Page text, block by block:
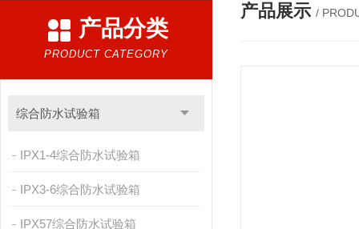
产品分类
PRODUCT CATEGORY
综合防水试验箱
IPX1-4综合防水试验箱
IPX3-6综合防水试验箱
IPX57综合防水试验箱
产品展示 /